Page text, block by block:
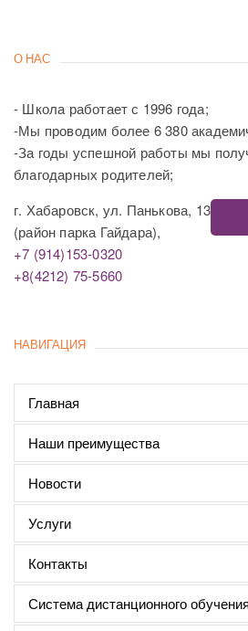
О НАС
- Школа работает с 1996 года;
-Мы проводим более 6 380
-За годы успешной работы мы
благодарных родителей;
г. Хабаровск, ул. Панькова, 13
(район парка Гайдара),
+7 (914)153-0320
+8(4212) 75-5660
НАВИГАЦИЯ
Главная
Наши преимущества
Новости
Услуги
Контакты
Система дистанционного обучения